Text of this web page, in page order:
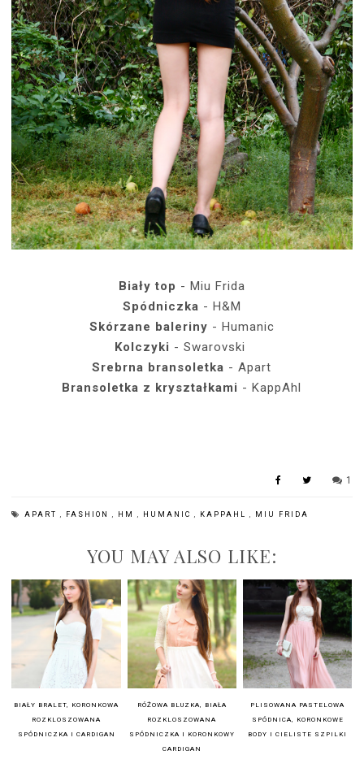
Biały top - Miu Frida
Spódniczka - H&M
Skórzane baleriny - Humanic
Kolczyki - Swarovski
Srebrna bransoletka - Apart
Bransoletka z kryształkami - KappAhl
1
APART, FASHION, HM, HUMANIC, KAPPAHL, MIU FRIDA
YOU MAY ALSO LIKE:
BIAŁY BRALET, KORONKOWA
ROZKLOSZOWANA
SPÓDNICZKA I CARDIGAN
RÓŻOWA BLUZKA, BIAŁA
ROZKLOSZOWANA
SPÓDNICZKA I KORONKOWY
CARDIGAN
PLISOWANA PASTELOWA
SPÓDNICA, KORONKOWE
BODY I CIELISTE SZPILKI